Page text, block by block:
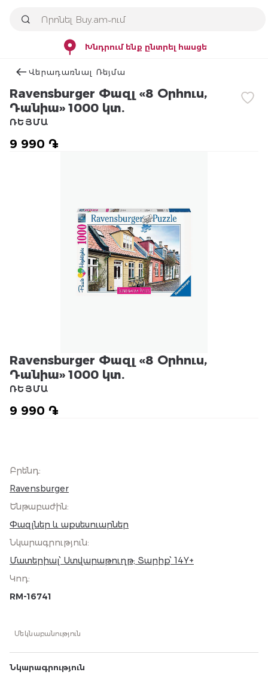
Խնդրում ենք ընտրել հասցե
Վերադառնալ Ռեյմա
Ravensburger Փազլ «8 Օրհուս,
Դանիա» 1000 կտ.
9 990 ֏
ՌԵՅՄԱ
Ravensburger Փազլ «8 Օրհուս,
Դանիա» 1000 կտ.
9 990 ֏
ՌԵՅՄԱ
Բրենդ:
Ravensburger
Ենթաբաժին:
Փազլներ և աքսեսուարներ
Նկարագրություն:
Մատերիալ՝ Ստվարաթուղթ; Տարիք՝ 14Y+
Կոդ:
RM-16741
Մեկնաբանություն
Նկարագրություն